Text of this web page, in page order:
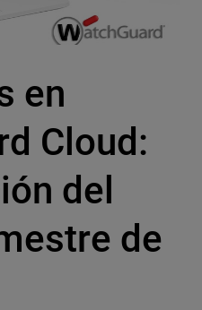
en
Cloud:
del
de